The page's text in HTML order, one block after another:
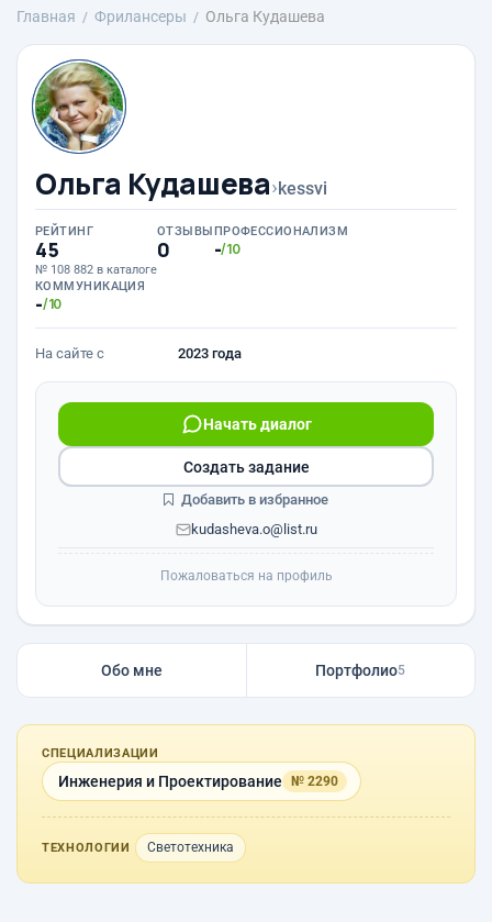
Главная Фрилансеры Ольга Кудашева
Ольга Кудашева›kessvi
РЕЙТИНГ
45
№ 108 882 в каталоге
ОТЗЫВЫ
0
ПРОФЕССИОНАЛИЗМ
-/10
КОММУНИКАЦИЯ
-/10
На сайте с 2023 года
Начать диалог
kudasheva.o@list.ru
Создать задание
Добавить в избранное
Пожаловаться на профиль
Обо мне Портфолио5
СПЕЦИАЛИЗАЦИИ
Инженерия и Проектирование № 2290
ТЕХНОЛОГИИ Светотехника